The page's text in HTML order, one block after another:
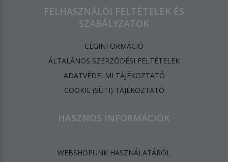
FELHASZNÁLÓI FELTÉTELEK ÉS
SZABÁLYZATOK
CÉGINFORMÁCIÓ
ÁLTALÁNOS SZERZŐDÉSI FELTÉTELEK
ADATVÉDELMI TÁJÉKOZTATÓ
​COOKIE (SÜTI) TÁJÉKOZTATÓ
HASZNOS INFORMÁCIÓK
WEBSHOPUNK HASZNÁLATÁRÓL